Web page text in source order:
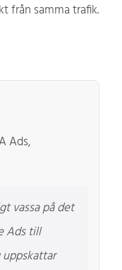
från samma trafik.
Ads,
vassa på det
Ads till